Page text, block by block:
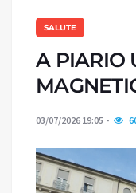
SALUTE
A PIARIO
03/07/2026 19:05